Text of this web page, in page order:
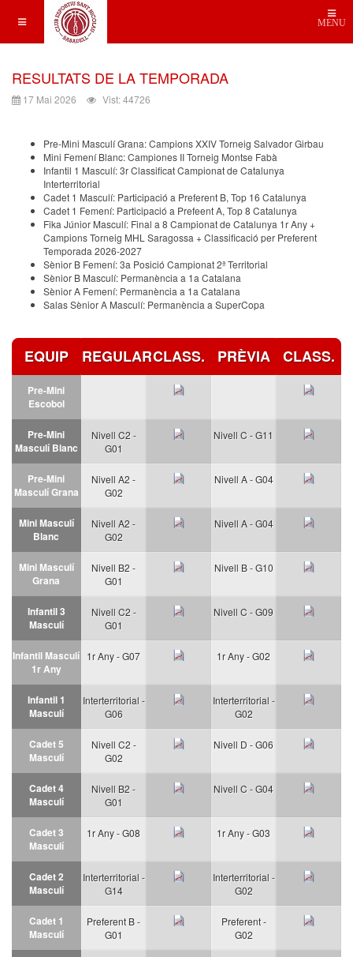
MENU
RESULTATS DE LA TEMPORADA
17 Mai 2026 Vist: 44726
Pre-Mini Masculí Grana: Campions XXIV Torneig Salvador Girbau
Mini Femení Blanc: Campiones II Torneig Montse Fabà
Infantil 1 Masculí: 3r Classificat Campionat de Catalunya
Interterritorial
Cadet 1 Masculí: Participació a Preferent B, Top 16 Catalunya
Cadet 1 Femení: Participació a Prefeent A, Top 8 Catalunya
Fika Júnior Masculí: Final a 8 Campionat de Catalunya 1r Any +
Campions Torneig MHL Saragossa + Classificació per Preferent
Temporada 2026-2027
Sènior B Femení: 3a Posició Campionat 2ª Territorial
Sènior B Masculí: Permanència a 1a Catalana
Sènior A Femení: Permanència a 1a Catalana
Salas Sènior A Masculí: Permanència a SuperCopa
EQUIP
Pre-Mini
Escobol
Pre-Mini
Masculí Blanc
Pre-Mini
Masculí Grana
Mini Masculí
Blanc
Mini Masculí
Grana
Infantil 3
Masculí
Infantil Masculí
1r Any
Infantil 1
Masculí
Cadet 5
Masculí
Cadet 4
Masculí
Cadet 3
Masculí
Cadet 2
Masculí
Cadet 1
Masculí
REGULAR
Nivell C2 -
G01
Nivell A2 -
G02
Nivell A2 -
G02
Nivell B2 -
G01
Nivell C2 -
G01
1r Any - G07
Interterritorial -
G06
Nivell C2 -
G02
Nivell B2 -
G01
1r Any - G08
Interterritorial -
G14
Preferent B -
G01
CLASS. PRÈVIA
Nivell C - G11
Nivell A - G04
Nivell A - G04
Nivell B - G10
Nivell C - G09
1r Any - G02
Interterritorial -
G02
Nivell D - G06
Nivell C - G04
1r Any - G03
Interterritorial -
G02
Preferent -
G02
CLASS.